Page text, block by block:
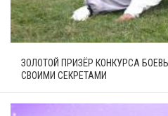
ЗОЛОТОЙ ПРИЗЁР КОНКУРСА
СВОИМИ СЕКРЕТАМИ